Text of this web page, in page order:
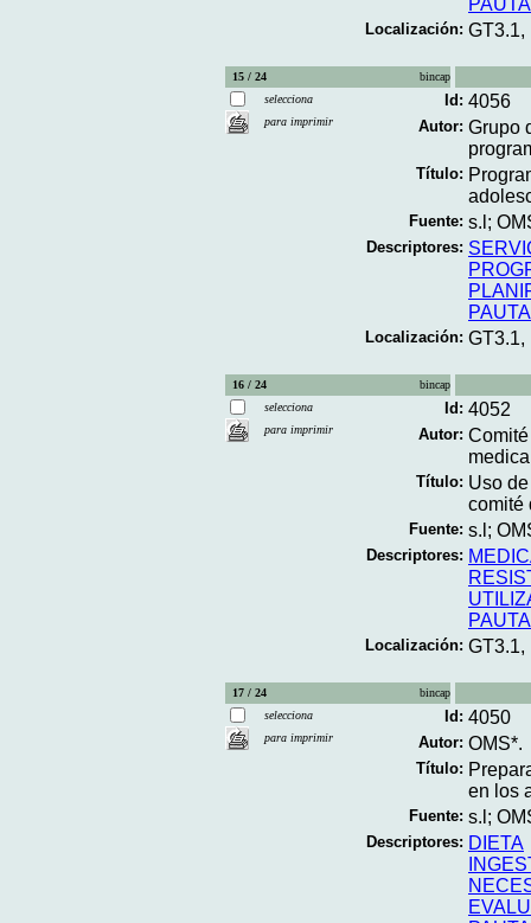
Localización: GT3.1,
15 / 24
bincap
selecciona
para imprimir
Id: 4056
Autor: Grupo
Título:
Fuente: s.l;
Descriptores:
Localización: GT3.1,
16 / 24
bincap
selecciona
para imprimir
Id: 4052
Autor:
Título: Uso
comité
Fuente: s.l;
Descriptores:
Localización: GT3.1,
17 / 24
bincap
selecciona
para imprimir
Id: 4050
Autor: OMS*.
Título:
en los
Fuente: s.l;
Descriptores: DIETA